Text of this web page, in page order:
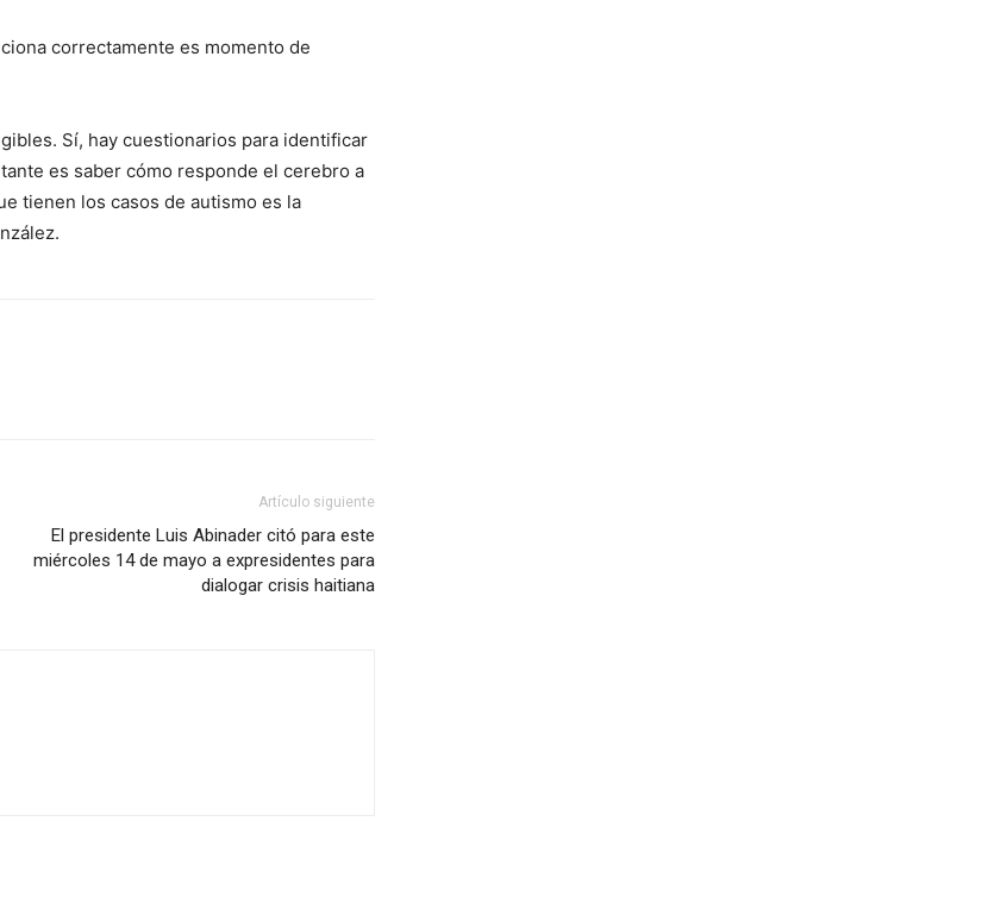
correctamente es momento de
Sí, hay cuestionarios para identificar
es saber cómo responde el cerebro a
tienen los casos de autismo es la
Artículo siguiente
El presidente Luis Abinader citó para este
miércoles 14 de mayo a expresidentes para
dialogar crisis haitiana